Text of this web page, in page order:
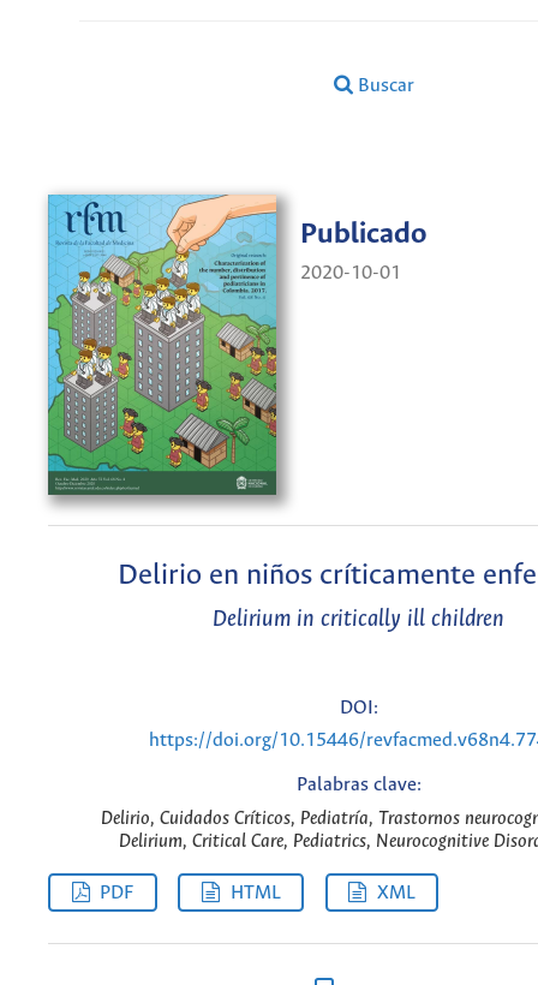
Buscar
Publicado
2020-10-01
Delirio en niños críticamente
Delirium in critically ill children
DOI:
https://doi.org/10.15446/
Palabras clave:
Delirio, Cuidados Críticos, Pediatría, Trastornos
Delirium, Critical Care, Pediatrics, Neurocognitive
PDF HTML XML